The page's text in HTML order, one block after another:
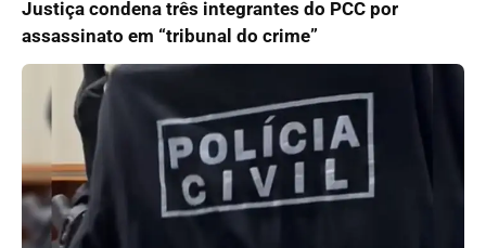
Justiça condena três integrantes do PCC por
assassinato em “tribunal do crime”